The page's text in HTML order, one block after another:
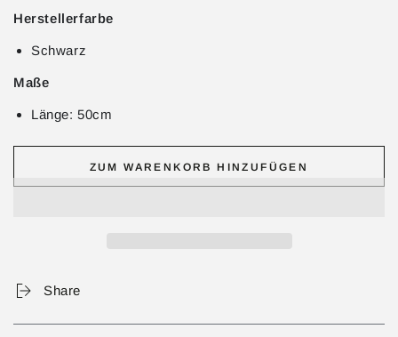
Herstellerfarbe
Schwarz
Maße
Länge: 50cm
ZUM WARENKORB HINZUFÜGEN
Share